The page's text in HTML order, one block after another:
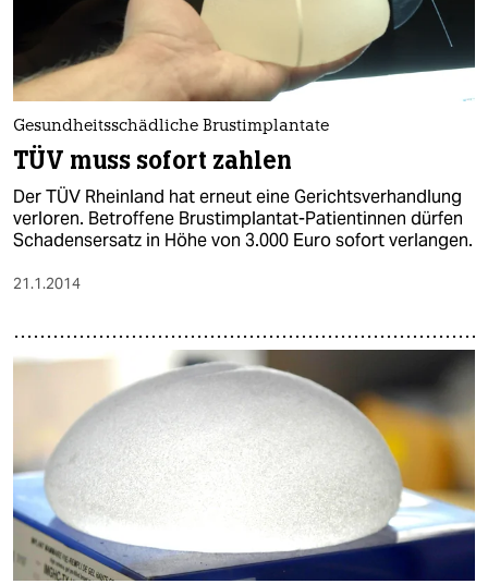
Gesundheitsschädliche Brustimplantate
TÜV muss sofort zahlen
Der TÜV Rheinland hat erneut eine Gerichtsverhandlung
verloren. Betroffene Brustimplantat-Patientinnen dürfen
Schadensersatz in Höhe von 3.000 Euro sofort verlangen.
21.1.2014